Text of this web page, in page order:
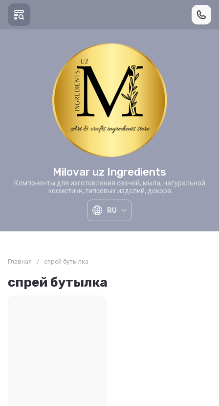
Milovar uz Ingredients
Компоненты для изготовления свечей, мыла, натуральной
косметики, гипсовых изделий, декора
RU
Главная / спрей бутылка
спрей бутылка